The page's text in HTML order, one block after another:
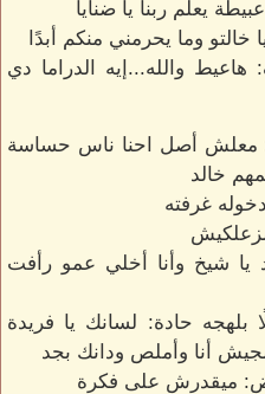
يعلم ربنا يا ضنايا
خالتو وما يحرمني منكم أبدًا
والله...إيه الدراما دي
معلش أصل احنا ناس حساسة
خالد
غرفته
شيخ وأنا أخلي عمو رأفت
بلهجه حادة: لسانك يا فريدة
أنا وأملص ودانك بجد
ميقدرش على فكرة